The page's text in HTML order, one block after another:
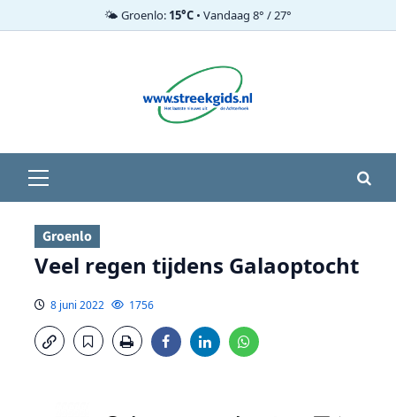
🌤️ Groenlo: 15°C • Vandaag 8° / 27°
menu
Groenlo
Veel regen tijdens Galaoptocht
8 juni 2022 1756